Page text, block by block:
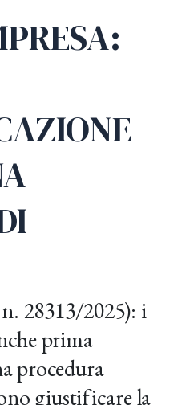
28313/2025): i
prima
procedura
giustificare la